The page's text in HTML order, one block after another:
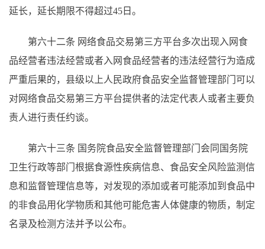
延长，延长期限不得超过45日。
第六十二条 网络食品交易第三方平台多次出现入网食
品经营者违法经营或者入网食品经营者的违法经营行为造成
严重后果的，县级以上人民政府食品安全监督管理部门可以
对网络食品交易第三方平台提供者的法定代表人或者主要负
责人进行责任约谈。
第六十三条 国务院食品安全监督管理部门会同国务院
卫生行政等部门根据食源性疾病信息、食品安全风险监测信
息和监督管理信息等，对发现的添加或者可能添加到食品中
的非食品用化学物质和其他可能危害人体健康的物质，制定
名录及检测方法并予以公布。